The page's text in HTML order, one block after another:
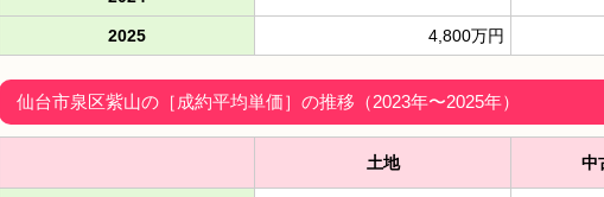
2025 4,800万円
仙台市泉区紫山の［成約平均単価］の推移（2023年〜2025年）
土地 中